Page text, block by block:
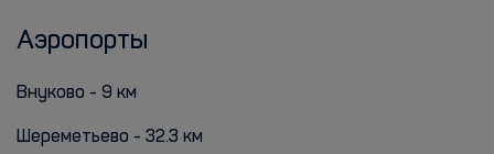
Аэропорты
Внуково - 9 км
Шереметьево - 32.3 км